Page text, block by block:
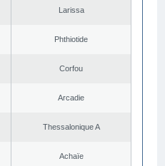
Larissa
Phthiotide
Corfou
Arcadie
Thessalonique A
Achaïe